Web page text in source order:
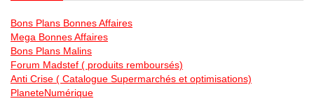
Bons Plans Bonnes Affaires
Mega Bonnes Affaires
Bons Plans Malins
Forum Madstef ( produits remboursés)
Anti Crise ( Catalogue Supermarchés et optimisations)
PlaneteNumérique